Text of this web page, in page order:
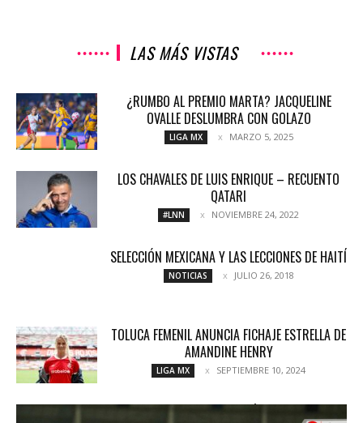
LAS MÁS VISTAS
¿RUMBO AL PREMIO MARTA? JACQUELINE
OVALLE DESLUMBRA CON GOLAZO
LIGA MX MARZO 5, 2025
LOS CHAVALES DE LUIS ENRIQUE – RECUENTO
QATARI
#LNN NOVIEMBRE 24, 2022
SELECCIÓN MEXICANA Y LAS LECCIONES DE HAITÍ
NOTICIAS JULIO 26, 2018
TOLUCA FEMENIL ANUNCIA FICHAJE ESTRELLA DE
AMANDINE HENRY
LIGA MX SEPTIEMBRE 10, 2024
FRONTERA AL LÍMITE